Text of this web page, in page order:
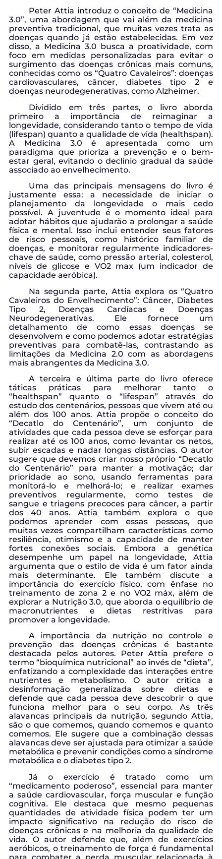
Peter Attia introduz o conceito de “Medicina
3.0”, uma abordagem que vai além da medicina
preventiva tradicional, que muitas vezes trata as
doenças quando já estão estabelecidas. Em vez
disso, a Medicina 3.0 busca a proatividade, com
foco em medidas personalizadas para evitar o
surgimento das doenças crônicas mais comuns,
conhecidas como os “Quatro Cavaleiros”: doenças
cardiovasculares, câncer, diabetes tipo 2 e
doenças neurodegenerativas, como Alzheimer.
Dividido em três partes, o livro aborda
primeiro a importância de reimaginar a
longevidade, considerando tanto o tempo de vida
(lifespan) quanto a qualidade de vida (healthspan).
A Medicina 3.0 é apresentada como um
paradigma que prioriza a prevenção e o bem-
estar geral, evitando o declínio gradual da saúde
associado ao envelhecimento.
Uma das principais mensagens do livro é
justamente essa: a necessidade de iniciar o
planejamento da longevidade o mais cedo
possível. A juventude é o momento ideal para
adotar hábitos que ajudarão a prolongar a saúde
física e mental. Isso inclui entender seus fatores
de risco pessoais, como histórico familiar de
doenças, e monitorar regularmente indicadores-
chave de saúde, como pressão arterial, colesterol,
níveis de glicose e VO2 max (um indicador de
capacidade aeróbica).
Na segunda parte, Attia explora os “Quatro
Cavaleiros do Envelhecimento”: Câncer, Diabetes
Tipo 2, Doenças Cardíacas e Doenças
Neurodegenerativas. Ele fornece um
detalhamento de como essas doenças se
desenvolvem e como podemos adotar estratégias
preventivas para combatê-las, contrastando as
limitações da Medicina 2.0 com as abordagens
mais abrangentes da Medicina 3.0.
A terceira e última parte do livro oferece
táticas práticas para melhorar tanto o
“healthspan” quanto o “lifespan” através do
estudo dos centenários, pessoas que vivem até ou
além dos 100 anos. Attia propõe o conceito do
“Decatlo do Centenário”, um conjunto de
atividades que cada pessoa deve se esforçar para
realizar até os 100 anos, como levantar os netos,
subir escadas e nadar longas distâncias. O autor
sugere que devemos criar nosso próprio “Decatlo
do Centenário” para manter a motivação; dar
prioridade ao sono, usando ferramentas para
monitorá-lo e melhorá-lo; e realizar exames
preventivos regularmente, como testes de
sangue e triagens precoces para câncer, a partir
dos 40 anos. Attia também explora o que
podemos aprender com essas pessoas, que
muitas vezes compartilham características como
resiliência, otimismo e a capacidade de manter
fortes conexões sociais. Embora a genética
desempenhe um papel na longevidade, Attia
argumenta que o estilo de vida é um fator ainda
mais determinante. Ele também discute a
importância do exercício físico, com ênfase no
treinamento de zona 2 e no VO2 máx, além de
explorar a Nutrição 3.0, que aborda o equilíbrio de
macronutrientes e dietas restritivas para
promover a longevidade.
A importância da nutrição no controle e
prevenção das doenças crônicas é bastante
destacada pelos autores. Peter Attia prefere o
termo “bioquímica nutricional” ao invés de “dieta”,
enfatizando a complexidade das interações entre
nutrientes e metabolismo. O autor critica a
desinformação generalizada sobre dietas e
defende que cada pessoa deve descobrir o que
funciona melhor para o seu corpo. As três
alavancas principais da nutrição, segundo Attia,
são o que comemos, quando comemos e quanto
comemos. Ele sugere que a combinação dessas
alavancas deve ser ajustada para otimizar a saúde
metabólica e prevenir condições como a síndrome
metabólica e o diabetes tipo 2.
Já o exercício é tratado como um
“medicamento poderoso”, essencial para manter
a saúde cardiovascular, força muscular e função
cognitiva. Ele destaca que mesmo pequenas
quantidades de atividade física podem ter um
impacto significativo na redução do risco de
doenças crônicas e na melhoria da qualidade de
vida. O autor defende que, além de exercícios
aeróbicos, o treinamento de força é fundamental